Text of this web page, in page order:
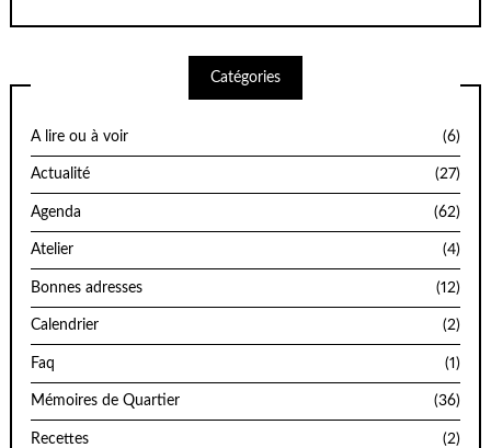
Catégories
A lire ou à voir (6)
Actualité (27)
Agenda (62)
Atelier (4)
Bonnes adresses (12)
Calendrier (2)
Faq (1)
Mémoires de Quartier (36)
Recettes (2)